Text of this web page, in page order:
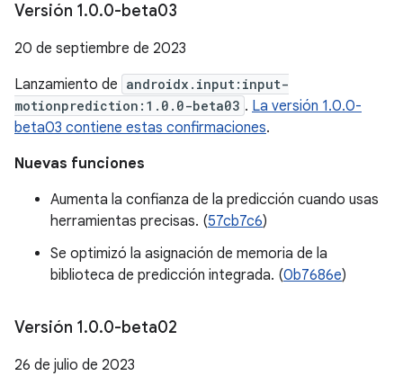
Versión 1.0.0-beta03
20 de septiembre de 2023
Lanzamiento de androidx.input:input-
motionprediction:1.0.0-beta03 . La versión 1.0.0-
beta03 contiene estas confirmaciones.
Nuevas funciones
Aumenta la confianza de la predicción cuando usas
herramientas precisas. (57cb7c6)
Se optimizó la asignación de memoria de la
biblioteca de predicción integrada. (0b7686e)
Versión 1.0.0-beta02
26 de julio de 2023